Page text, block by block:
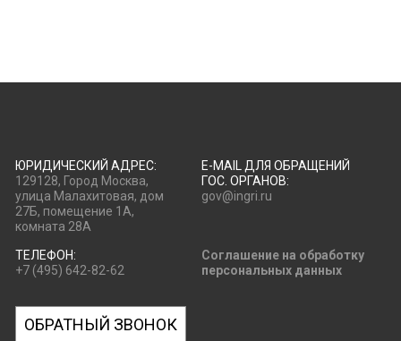
ЮРИДИЧЕСКИЙ АДРЕС:
129128, Город Москва,
улица Малахитовая, дом
27Б, помещение 1А,
комната 28А
E-MAIL ДЛЯ ОБРАЩЕНИЙ
ГОС. ОРГАНОВ:
gov@ingri.ru
ТЕЛЕФОН:
+7 (495) 642-82-62
Соглашение на обработку
персональных данных
ОБРАТНЫЙ ЗВОНОК